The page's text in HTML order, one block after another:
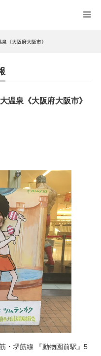
《大阪府大阪市》
温泉《大阪府大阪市》
・堺筋線 『動物園前駅』5